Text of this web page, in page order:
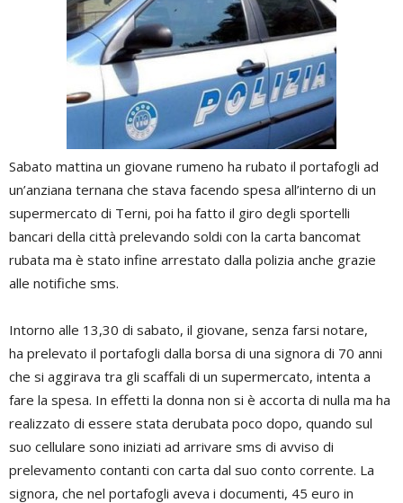
Sabato mattina un giovane rumeno ha rubato il portafogli ad
un’anziana ternana che stava facendo spesa all’interno di un
supermercato di Terni, poi ha fatto il giro degli sportelli
bancari della città prelevando soldi con la carta bancomat
rubata ma è stato infine arrestato dalla polizia anche grazie
alle notifiche sms.
Intorno alle 13,30 di sabato, il giovane, senza farsi notare,
ha prelevato il portafogli dalla borsa di una signora di 70 anni
che si aggirava tra gli scaffali di un supermercato, intenta a
fare la spesa. In effetti la donna non si è accorta di nulla ma ha
realizzato di essere stata derubata poco dopo, quando sul
suo cellulare sono iniziati ad arrivare sms di avviso di
prelevamento contanti con carta dal suo conto corrente. La
signora, che nel portafogli aveva i documenti, 45 euro in